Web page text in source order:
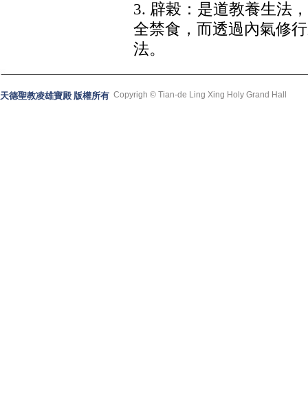
3. 辟榖：是道教養生法
全禁食，而透過內氣修
法。
天德聖教凌雄寶殿 版權所有 Copyrigh © Tian-de Ling Xing Holy Grand Hall